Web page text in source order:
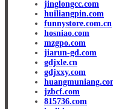
jinglongcc.com
huiliangpin.com
funnystore.com.cn
hosniao.com
mzgpo.com
jiarun-gd.com
gdjxle.cn
gdjxxy.com
jzbcf.com
815736.com